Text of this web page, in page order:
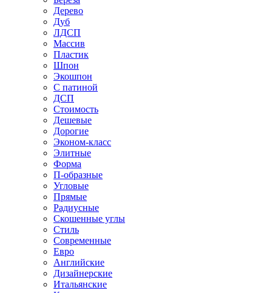
Дерево
Дуб
ЛДСП
Массив
Пластик
Шпон
Экошпон
С патиной
ДСП
Стоимость
Дешевые
Дорогие
Эконом-класс
Элитные
Форма
П-образные
Угловые
Прямые
Радиусные
Скошенные углы
Стиль
Современные
Евро
Английские
Дизайнерские
Итальянские